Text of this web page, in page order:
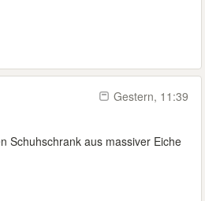
Gestern, 11:39
Schuhschrank aus massiver Eiche